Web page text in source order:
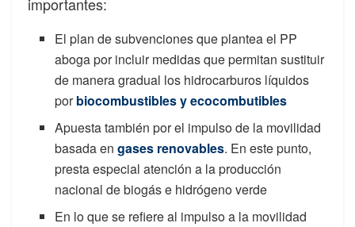
importantes:
El plan de subvenciones que plantea el PP
aboga por incluir medidas que permitan sustituir
de manera gradual los hidrocarburos líquidos
porbiocombustibles y ecocombutibles
Apuesta también por el impulso de la movilidad
basada engases renovables. En este punto,
presta especial atención a la producción
nacional de biogás e hidrógeno verde
En lo que se refiere al impulso a la movilidad